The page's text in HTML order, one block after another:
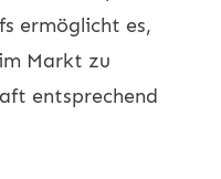
ermöglicht es,
Markt zu
entsprechend